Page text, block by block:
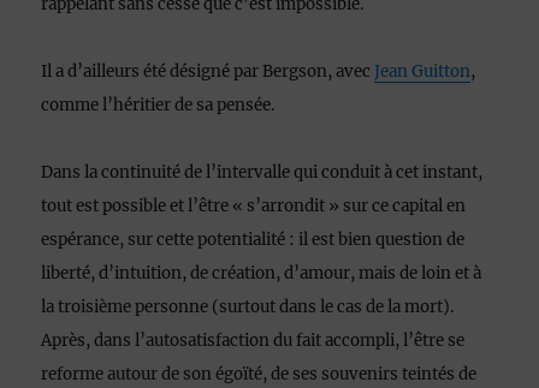
rappelant sans cesse que c’est impossible.
Il a d’ailleurs été désigné par Bergson, avec Jean Guitton,
comme l’héritier de sa pensée.
Dans la continuité de l’intervalle qui conduit à cet instant,
tout est possible et l’être « s’arrondit » sur ce capital en
espérance, sur cette potentialité : il est bien question de
liberté, d’intuition, de création, d’amour, mais de loin et à
la troisième personne (surtout dans le cas de la mort).
Après, dans l’autosatisfaction du fait accompli, l’être se
reforme autour de son égoïté, de ses souvenirs teintés de